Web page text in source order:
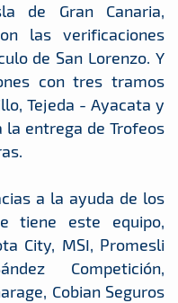
de Gran Canaria,
las verificaciones
de San Lorenzo. Y
con tres tramos
Tejeda - Ayacata y
la entrega de Trofeos
a la ayuda de los
tiene este equipo,
City, MSI, Promesli
Competición,
Cobian Seguros